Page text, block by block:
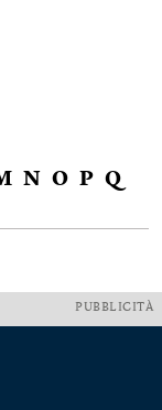
N O P Q
PUBBLICITÀ